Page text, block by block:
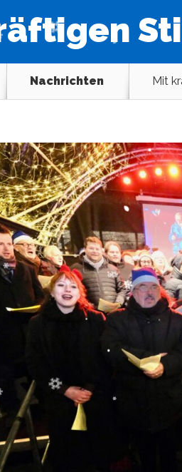
Nachrichten Mit